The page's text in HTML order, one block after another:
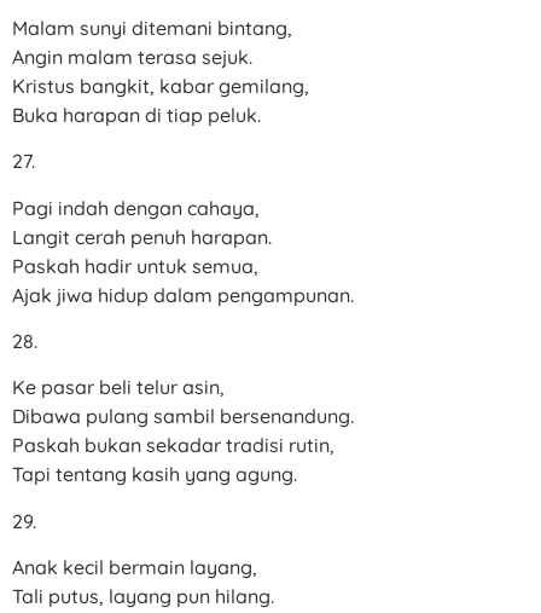
Malam sunyi ditemani bintang,
Angin malam terasa sejuk.
Kristus bangkit, kabar gemilang,
Buka harapan di tiap peluk.
27.
Pagi indah dengan cahaya,
Langit cerah penuh harapan.
Paskah hadir untuk semua,
Ajak jiwa hidup dalam pengampunan.
28.
Ke pasar beli telur asin,
Dibawa pulang sambil bersenandung.
Paskah bukan sekadar tradisi rutin,
Tapi tentang kasih yang agung.
29.
Anak kecil bermain layang,
Tali putus, layang pun hilang.